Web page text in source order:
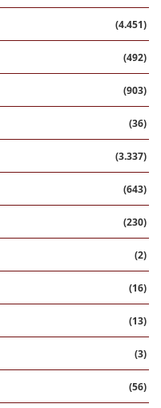
(4.451)
(492)
(903)
(36)
(3.337)
(643)
(230)
(2)
(16)
(13)
(3)
(56)